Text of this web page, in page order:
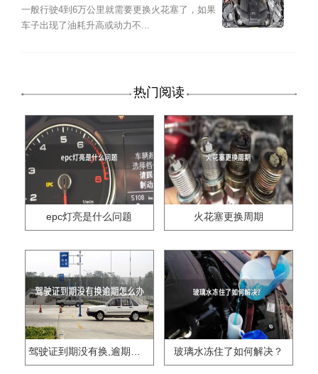
一般行驶4到6万公里就需要更换火花塞了，如果
车子出现了油耗升高或动力不...
热门阅读
epc灯亮是什么问题 火花塞更换周期
驾驶证到期没有换,逾期怎么办?? 玻璃水冻住了如何解决？